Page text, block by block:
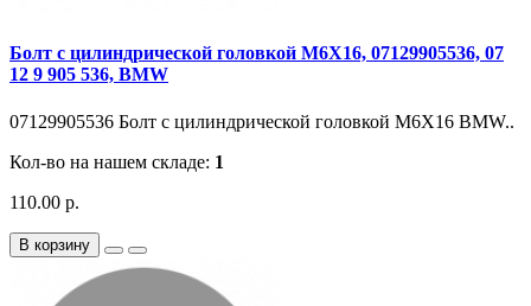
Болт с цилиндрической головкой M6X16, 07129905536, 07
12 9 905 536, BMW
07129905536 Болт с цилиндрической головкой M6X16 BMW..
Кол-во на нашем складе: 1
110.00 р.
В корзину